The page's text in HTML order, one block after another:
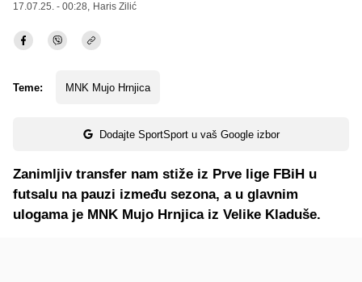
17.07.25. - 00:28, Haris Zilić
Teme: MNK Mujo Hrnjica
Dodajte SportSport u vaš Google izbor
Zanimljiv transfer nam stiže iz Prve lige FBiH u
futsalu na pauzi između sezona, a u glavnim
ulogama je MNK Mujo Hrnjica iz Velike Kladuše.